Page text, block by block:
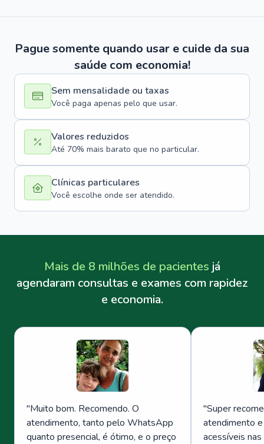
Pague somente quando usar e cuide da sua
saúde com economia!
Sem mensalidade ou taxas
Você paga apenas pelo que usar.
Valores reduzidos
Até 70% mais barato que no particular.
Clínicas particulares
Você escolhe onde ser atendido.
Mais de 8 milhões de pacientes já
agendaram consultas e exames com rapidez
e economia.
"Muito bom. Recomendo. O
atendimento, tanto pelo WhatsApp
quanto presencial, é ótimo, e o preço
"Super
atendimento
acessíveis